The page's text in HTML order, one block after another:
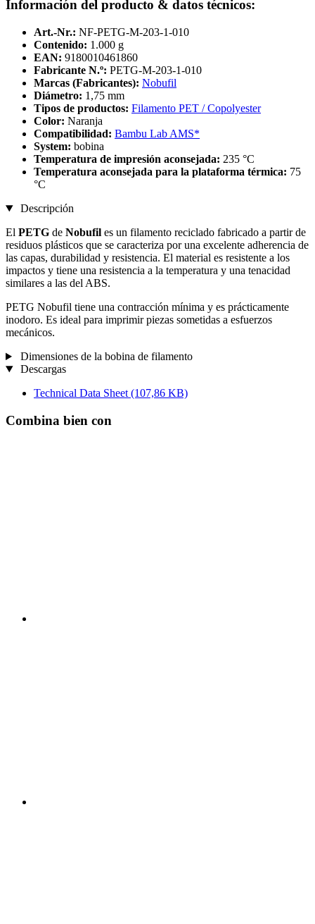
Información del producto & datos técnicos:
Art.-Nr.: NF-PETG-M-203-1-010
Contenido: 1.000 g
EAN: 9180010461860
Fabricante N.º: PETG-M-203-1-010
Marcas (Fabricantes): Nobufil
Diámetro: 1,75 mm
Tipos de productos: Filamento PET / Copolyester
Color: Naranja
Compatibilidad: Bambu Lab AMS*
System: bobina
Temperatura de impresión aconsejada: 235 °C
Temperatura aconsejada para la plataforma térmica: 75
°C
Descripción
El PETG de Nobufil es un filamento reciclado fabricado a partir de
residuos plásticos que se caracteriza por una excelente adherencia de
las capas, durabilidad y resistencia. El material es resistente a los
impactos y tiene una resistencia a la temperatura y una tenacidad
similares a las del ABS.
PETG Nobufil tiene una contracción mínima y es prácticamente
inodoro. Es ideal para imprimir piezas sometidas a esfuerzos
mecánicos.
Dimensiones de la bobina de filamento
Descargas
Technical Data Sheet (107,86 KB)
Combina bien con